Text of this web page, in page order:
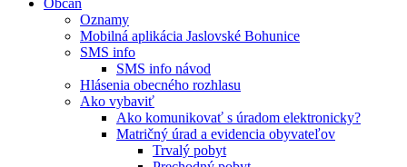
Občan
Oznamy
Mobilná aplikácia Jaslovské Bohunice
SMS info
SMS info návod
Hlásenia obecného rozhlasu
Ako vybaviť
Ako komunikovať s úradom elektronicky?
Matričný úrad a evidencia obyvateľov
Trvalý pobyt